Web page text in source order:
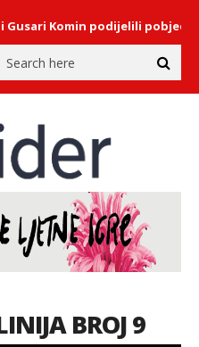
Komin podijelili pobjedu
BROJ 9